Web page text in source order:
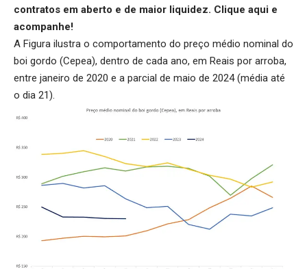
contratos em aberto e de maior liquidez. Clique aqui e
acompanhe!
A Figura ilustra o comportamento do preço médio nominal do
boi gordo (Cepea), dentro de cada ano, em Reais por arroba,
entre janeiro de 2020 e a parcial de maio de 2024 (média até
o dia 21).